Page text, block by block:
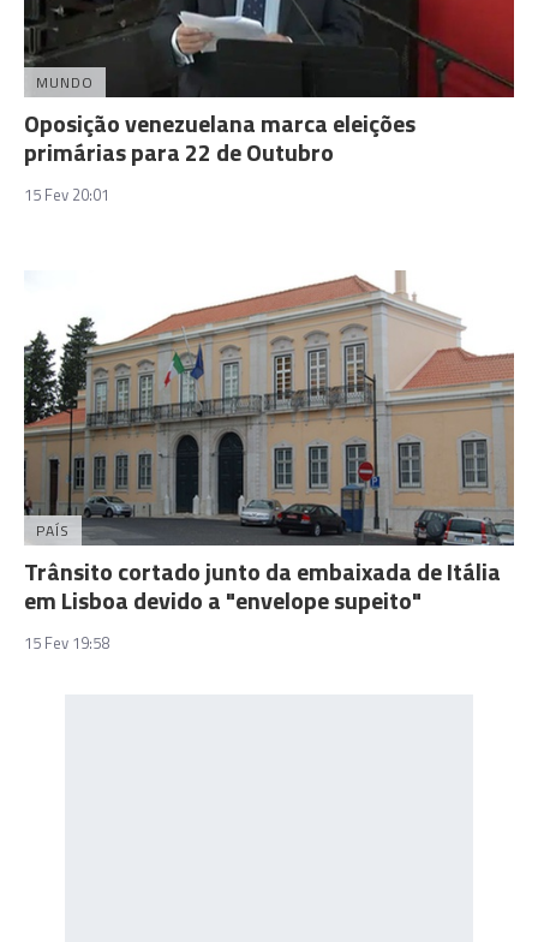
MUNDO
Oposição venezuelana marca eleições
primárias para 22 de Outubro
15 Fev 20:01
PAÍS
Trânsito cortado junto da embaixada de Itália
em Lisboa devido a "envelope supeito"
15 Fev 19:58